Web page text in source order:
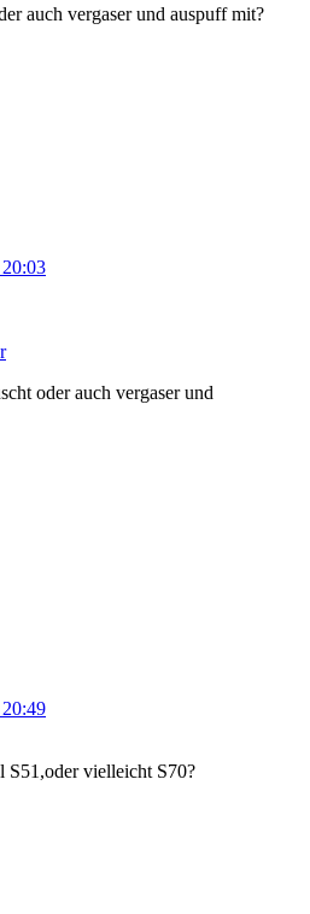
auch vergaser und auspuff mit?
oder auch vergaser und
S51,oder vielleicht S70?